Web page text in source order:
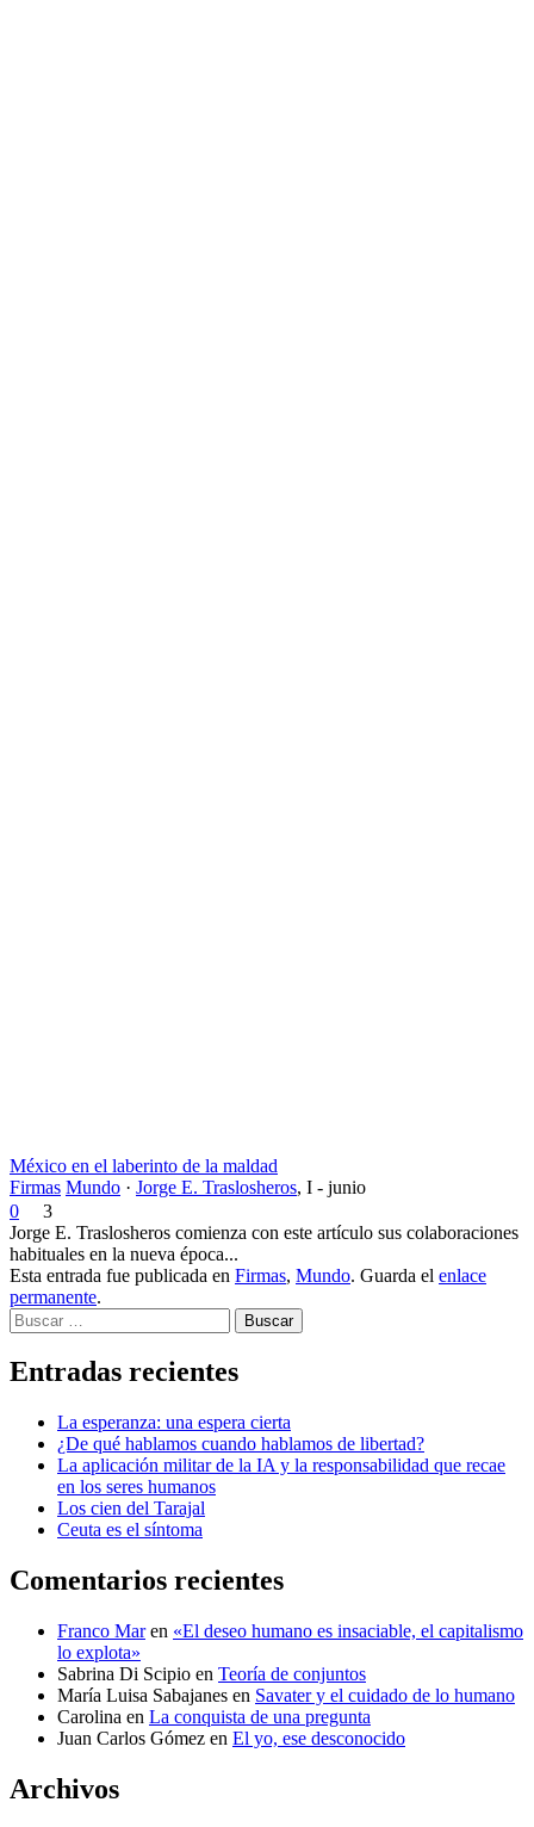
México en el laberinto de la maldad
Firmas Mundo · Jorge E. Traslosheros, I - junio
0
3
Jorge E. Traslosheros comienza con este artículo sus colaboraciones
habituales en la nueva época...
Esta entrada fue publicada en Firmas, Mundo. Guarda el enlace
permanente.
Buscar
Entradas recientes
La esperanza: una espera cierta
¿De qué hablamos cuando hablamos de libertad?
La aplicación militar de la IA y la responsabilidad que recae
en los seres humanos
Los cien del Tarajal
Ceuta es el síntoma
Comentarios recientes
Franco Maren «El deseo humano es insaciable, el capitalismo
lo explota»
Sabrina Di Scipio en Teoría de conjuntos
María Luisa Sabajanes en Savater y el cuidado de lo humano
Carolina en La conquista de una pregunta
Juan Carlos Gómez en El yo, ese desconocido
Archivos